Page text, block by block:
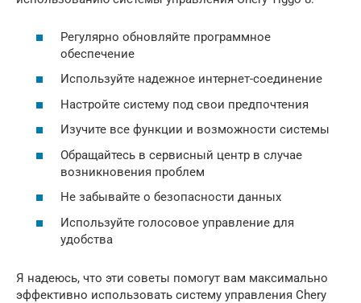
Регулярно обновляйте программное
обеспечение
Используйте надежное интернет-соединение
Настройте систему под свои предпочтения
Изучите все функции и возможности системы
Обращайтесь в сервисный центр в случае
возникновения проблем
Не забывайте о безопасности данных
Используйте голосовое управление для
удобства
Я надеюсь, что эти советы помогут вам максимально
эффективно использовать систему управления Chery